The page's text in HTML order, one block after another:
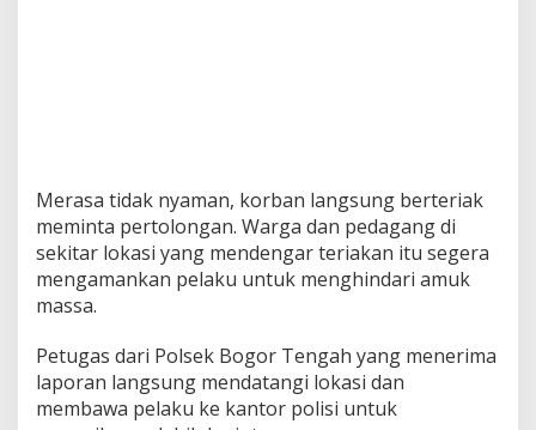
Merasa tidak nyaman, korban langsung berteriak
meminta pertolongan. Warga dan pedagang di
sekitar lokasi yang mendengar teriakan itu segera
mengamankan pelaku untuk menghindari amuk
massa.
Petugas dari Polsek Bogor Tengah yang menerima
laporan langsung mendatangi lokasi dan
membawa pelaku ke kantor polisi untuk